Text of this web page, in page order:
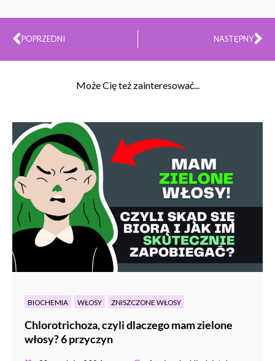
Prev
POPRZEDNI NASTĘPNY
Może Cię też zainteresować...
BIOCHEMIA WŁOSY ZNISZCZONE WŁOSY
Chlorotrichoza, czyli dlaczego mam zielone
włosy? 6 przyczyn